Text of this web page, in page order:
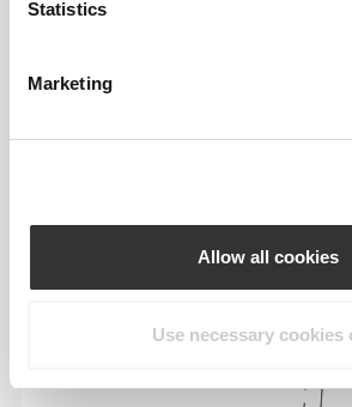
Statistics
Marketing
Allow all cookies
Use necessary cookies
είναι το μότο.